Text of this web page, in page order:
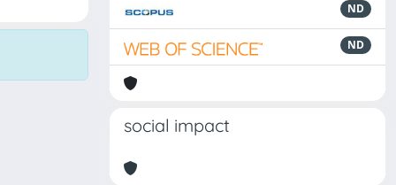
ND
ND
social impact